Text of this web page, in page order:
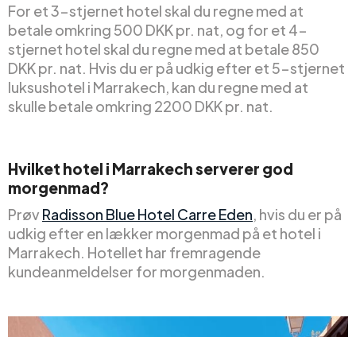
For et 3-stjernet hotel skal du regne med at
betale omkring 500 DKK pr. nat, og for et 4-
stjernet hotel skal du regne med at betale 850
DKK pr. nat. Hvis du er på udkig efter et 5-stjernet
luksushotel i Marrakech, kan du regne med at
skulle betale omkring 2200 DKK pr. nat.
Hvilket hotel i Marrakech serverer god
morgenmad?
Prøv Radisson Blue Hotel Carre Eden, hvis du er på
udkig efter en lækker morgenmad på et hotel i
Marrakech. Hotellet har fremragende
kundeanmeldelser for morgenmaden.